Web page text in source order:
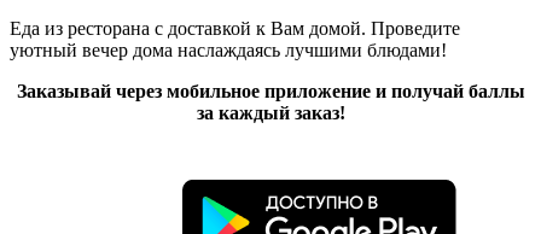
Еда из ресторана с доставкой к Вам домой. Проведите
уютный вечер дома наслаждаясь лучшими блюдами!
Заказывай через мобильное приложение и получай баллы
за каждый заказ!